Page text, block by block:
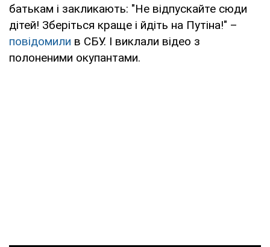
батькам і закликають: "Не відпускайте сюди
дітей! Зберіться краще і йдіть на Путіна!" –
повідомили в СБУ. І виклали відео з
полоненими окупантами.